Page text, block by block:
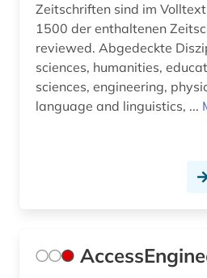
beton (3)
betonbau (1)
betriebsführung (1)
bewehrung (1)
Zeitschriften sind im
1500 der enthaltenen
reviewed. Abgedeckte Disziplinen: social
sciences, humanities,
sciences, engineering,
language and linguistics, ...